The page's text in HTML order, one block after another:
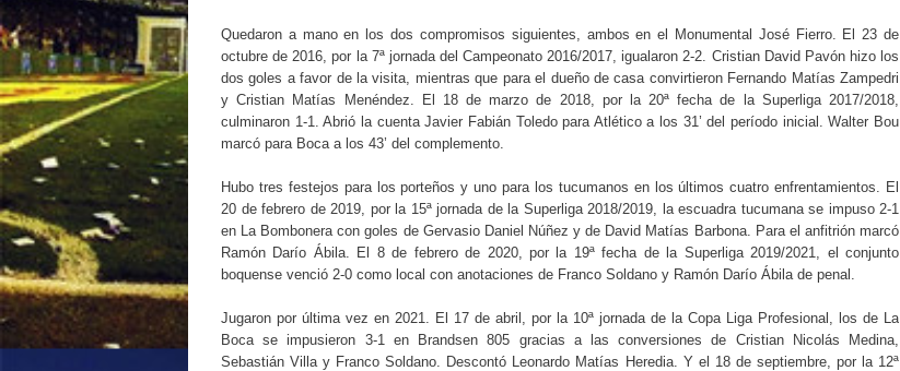
Quedaron a mano en los dos compromisos siguientes, ambos en el Monumental José Fierro. El 23 de
octubre de 2016, por la 7ª jornada del Campeonato 2016/2017, igualaron 2-2. Cristian David Pavón hizo los
dos goles a favor de la visita, mientras que para el dueño de casa convirtieron Fernando Matías Zampedri
y Cristian Matías Menéndez. El 18 de marzo de 2018, por la 20ª fecha de la Superliga 2017/2018,
culminaron 1-1. Abrió la cuenta Javier Fabián Toledo para Atlético a los 31’ del período inicial. Walter Bou
marcó para Boca a los 43’ del complemento.
Hubo tres festejos para los porteños y uno para los tucumanos en los últimos cuatro enfrentamientos. El
20 de febrero de 2019, por la 15ª jornada de la Superliga 2018/2019, la escuadra tucumana se impuso 2-1
en La Bombonera con goles de Gervasio Daniel Núñez y de David Matías Barbona. Para el anfitrión marcó
Ramón Darío Ábila. El 8 de febrero de 2020, por la 19ª fecha de la Superliga 2019/2021, el conjunto
boquense venció 2-0 como local con anotaciones de Franco Soldano y Ramón Darío Ábila de penal.
Jugaron por última vez en 2021. El 17 de abril, por la 10ª jornada de la Copa Liga Profesional, los de La
Boca se impusieron 3-1 en Brandsen 805 gracias a las conversiones de Cristian Nicolás Medina,
Sebastián Villa y Franco Soldano. Descontó Leonardo Matías Heredia. Y el 18 de septiembre, por la 12ª